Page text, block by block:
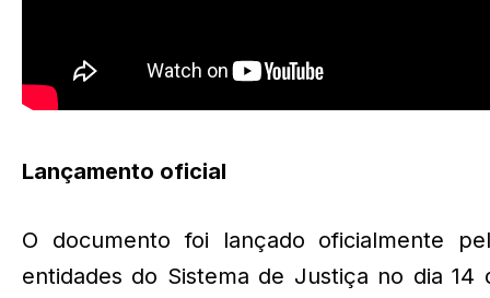
Lançamento oficial
O documento foi lançado oficialmente
entidades do Sistema de Justiça no dia 14